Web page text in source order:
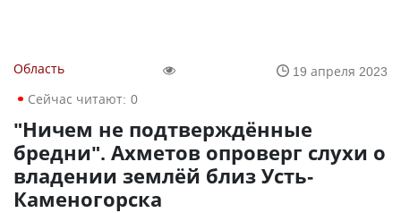
Область
19 апреля 2023
Сейчас читают: 0
"Ничем не подтверждённые
бредни". Ахметов опроверг слухи о
владении землёй близ Усть-
Каменогорска